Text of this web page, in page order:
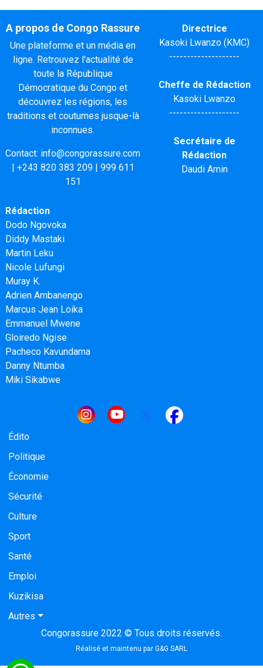
A propos de Congo Rassure
Une plateforme et un média en
ligne. Retrouvez l'actualité de
toute la République
Démocratique du Congo et
découvrez les régions, les
traditions et coutumes jusque-là
inconnues.
Contact: info@congorassure.com
| +243 820 383 209| 999 611
151
Directrice
Kasoki Lwanzo (KMC)
--------------------
Cheffe de Rédaction
Kasoki Lwanzo
--------------------
Secrétaire de
Rédaction
Daudi Amin
Rédaction
Dodo Ngovoka
Diddy Mastaki
Martin Leku
Nicole Lufungi
Muray K.
Adrien Ambanengo
Marcus Jean Loika
Emmanuel Mwene
Gloiredo Ngise
Pacheco Kavundama
Danny Ntumba
Miki Sikabwe
Navigation principale
Édito
Politique
Économie
Sécurité
Culture
Sport
Santé
Emploi
Kuzikisa
Autres
Congorassure 2022 © Tous droits réservés.
Réalisé et maintenu par G&G SARL